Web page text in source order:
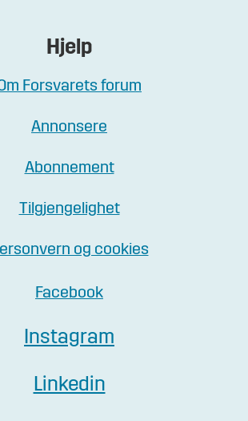
Hjelp
Forsvarets forum
Annonsere
Abonnement
Tilgjengelighet
og cookies
Facebook
Instagram
Linkedin